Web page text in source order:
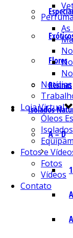
Flores
Resinas
Isolados
A – D
Notícias
Loja Virtual
Óleos
Isolados
Fotos e
Fotos
Vídeos
Contato